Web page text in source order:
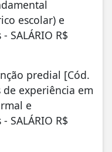
escolar) e
SALÁRIO R$
predial [Cód.
de experiência em
e
SALÁRIO R$